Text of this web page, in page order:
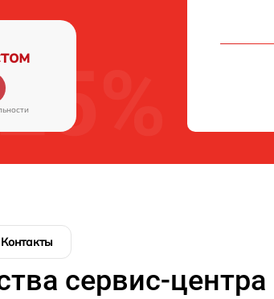
Контакты
сервис-центра